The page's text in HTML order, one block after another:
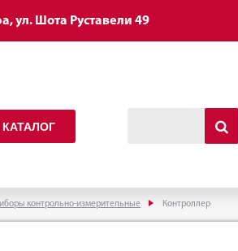
ул. Шота Руставели 49
КАТАЛОГ
контрольно-измерительные Контроллер